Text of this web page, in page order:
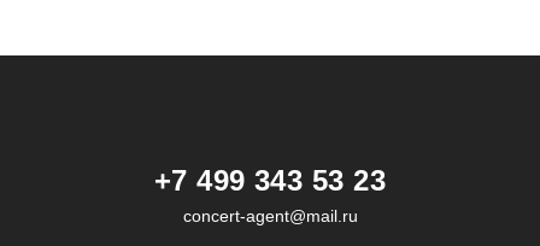
+7 499 343 53 23
concert-agent@mail.ru